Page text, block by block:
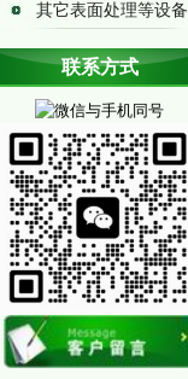
其它表面处理等设备
耐腐蚀换热器
铁氟龙换热器
铁氟龙冷却器
铁氟龙加热器
耐硫酸加热器
石英砂酸洗加热器
耐盐酸冷却器
耐盐酸加热器
耐硫酸换热器
联系方式